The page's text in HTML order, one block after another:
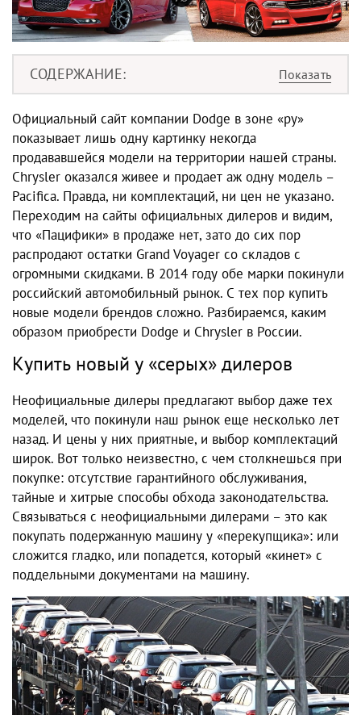
СОДЕРЖАНИЕ
Официальный сайт компании Dodge в зоне «ру»
показывает лишь одну картинку некогда
продававшейся модели на территории нашей страны.
Chrysler оказался живее и продает аж одну модель –
Pacifica. Правда, ни комплектаций, ни цен не указано.
Переходим на сайты официальных дилеров и видим,
что «Пацифики» в продаже нет, зато до сих пор
распродают остатки Grand Voyager со складов с
огромными скидками. В 2014 году обе марки покинули
российский автомобильный рынок. С тех пор купить
новые модели брендов сложно. Разбираемся, каким
образом приобрести Dodge и Chrysler в России.
Купить новый у «серых» дилеров
Неофициальные дилеры предлагают выбор даже тех
моделей, что покинули наш рынок еще несколько лет
назад. И цены у них приятные, и выбор комплектаций
широк. Вот только неизвестно, с чем столкнешься при
покупке: отсутствие гарантийного обслуживания,
тайные и хитрые способы обхода законодательства.
Связываться с неофициальными дилерами – это как
покупать подержанную машину у «перекупщика»: или
сложится гладко, или попадется, который «кинет» с
поддельными документами на машину.